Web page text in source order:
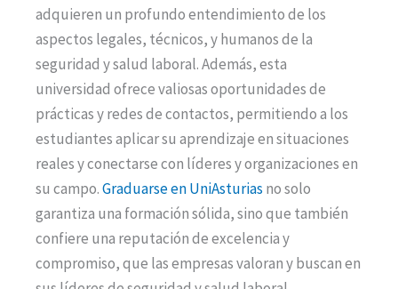
adquieren un profundo entendimiento de los
aspectos legales, técnicos, y humanos de la
seguridad y salud laboral. Además, esta
universidad ofrece valiosas oportunidades de
prácticas y redes de contactos, permitiendo a los
estudiantes aplicar su aprendizaje en situaciones
reales y conectarse con líderes y organizaciones en
su campo.Graduarse en UniAsturias no solo
garantiza una formación sólida, sino que también
confiere una reputación de excelencia y
compromiso, que las empresas valoran y buscan en